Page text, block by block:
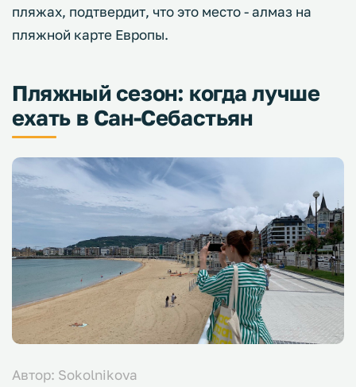
пляжах, подтвердит, что это место - алмаз на
пляжной карте Европы.
Пляжный сезон: когда лучше
ехать в Сан-Себастьян
Автор: Sokolnikova